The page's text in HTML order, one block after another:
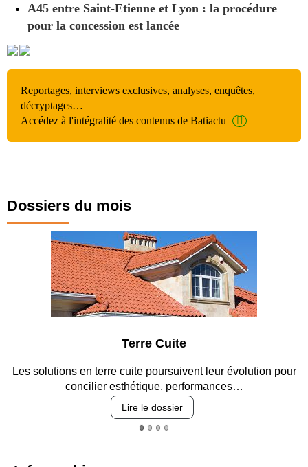
A45 entre Saint-Etienne et Lyon : la procédure
pour la concession est lancée
Reportages, interviews exclusives, analyses, enquêtes,
décryptages…
Accédez à l'intégralité des contenus de Batiactu
Dossiers du mois
Entre circulation, sécurisation des accès, durabilité des
revêtements et intégration…
Lire le dossier